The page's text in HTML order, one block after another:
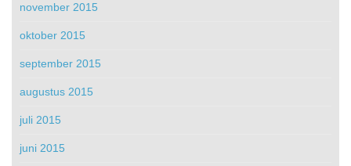
november 2015
oktober 2015
september 2015
augustus 2015
juli 2015
juni 2015